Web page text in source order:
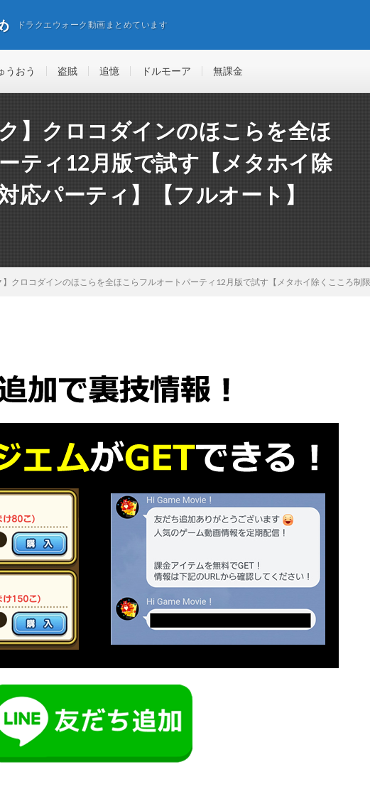
ドラクエウォーク動画まとめています
うおう 盗賊 追憶 ドルモーア 無課金
】クロコダインのほこらを全ほ
ティ12月版で試す【メタホイ除
応パーティ】【フルオート】
】クロコダインのほこらを全ほこらフルオートパーティ12月版で試す【メタホイ除くこころ制